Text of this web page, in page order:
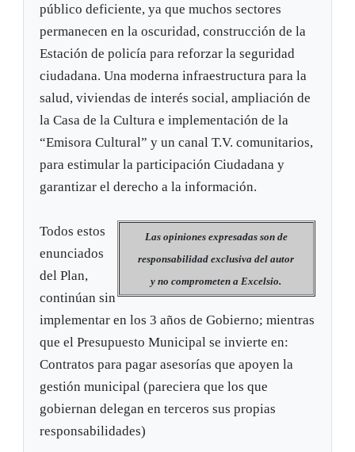
público deficiente, ya que muchos sectores
permanecen en la oscuridad, construcción de la
Estación de policía para reforzar la seguridad
ciudadana. Una moderna infraestructura para la
salud, viviendas de interés social, ampliación de
la Casa de la Cultura e implementación de la
“Emisora Cultural” y un canal T.V. comunitarios,
para estimular la participación Ciudadana y
garantizar el derecho a la información.
Las opiniones expresadas son de
responsabilidad exclusiva del autor
y no comprometen aExcelsio.
Todos estos
enunciados
del Plan,
continúan sin
implementar en los 3 años de Gobierno; mientras
que el Presupuesto Municipal se invierte en:
Contratos para pagar asesorías que apoyen la
gestión municipal (pareciera que los que
gobiernan delegan en terceros sus propias
responsabilidades)